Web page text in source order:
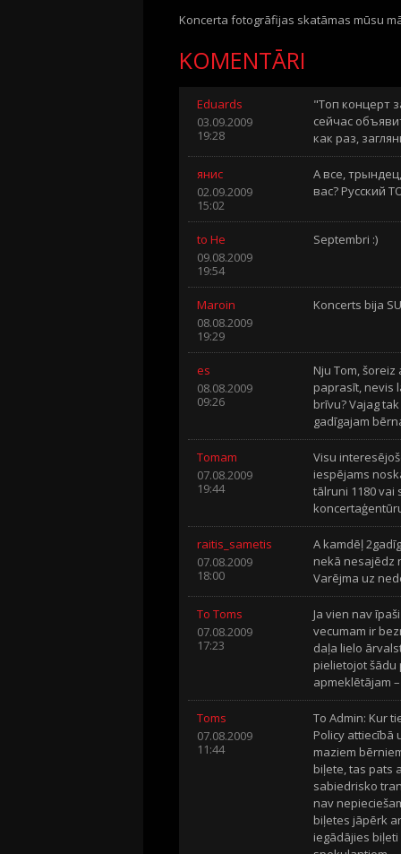
Koncerta fotogrāfijas skatāmas mūsu
KOMENTĀRI
Eduards
03.09.2009
19:28
"Топ концерт
сейчас
как раз,
янис
02.09.2009
15:02
А все,
вас? Русский
to He
09.08.2009
19:54
Septembri :)
Maroin
08.08.2009
19:29
Koncerts bija
es
08.08.2009
09:26
Nju Tom,
paprasīt, nevis
brīvu? Vajag
gadīgajam
Tomam
07.08.2009
19:44
Visu
iespējams
tālruni 1180 vai
raitis_sametis
07.08.2009
18:00
A kamdēļ
nekā nesajēdz
Varējma uz
To Toms
07.08.2009
17:23
Ja vien nav
vecumam ir
daļa lielo
pielietojot šādu
apmeklētājam
Toms
07.08.2009
11:44
To Admin: Kur
Policy attiecībā
maziem
biļete, tas pats
sabiedrisko
nav
biļetes jāpērk
iegādājies